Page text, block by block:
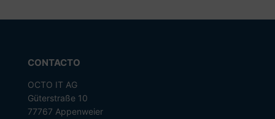
CONTACTO
OCTO IT AG
Güterstraße 10
77767 Appenweier